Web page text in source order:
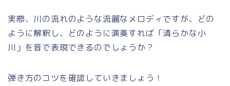
実際、川の流れのような流麗なメロディですが、どの
ように解釈し、どのように演奏すれば「清らかな小
川」を音で表現できるのでしょうか？
弾き方のコツを確認していきましょう！